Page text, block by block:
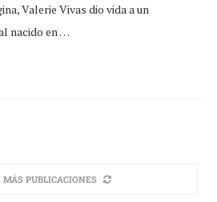
Valerie Vivas dio vida a un
nacido en …
MÁS PUBLICACIONES